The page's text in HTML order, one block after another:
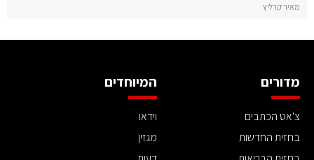
מאיר קרליץ
מדורים
צ'אט הכתבים
בחזית החדשות
המיוחדים
וידאו
מגזין